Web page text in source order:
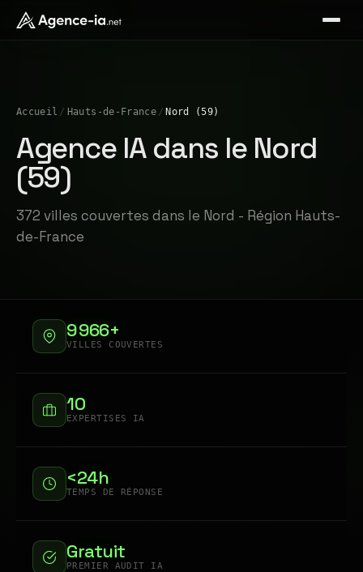
Accueil / Hauts-de-France / Nord (59)
Agence IA dans le Nord
(59)
372 villes couvertes dans le Nord - Région Hauts-
de-France
9 966+
VILLES COUVERTES
10
EXPERTISES IA
<24h
TEMPS DE RÉPONSE
Gratuit
PREMIER AUDIT IA